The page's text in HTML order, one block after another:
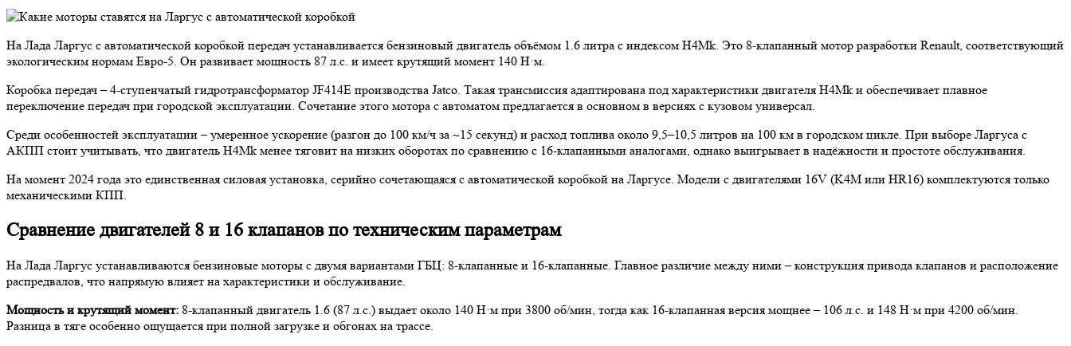
На Лада Ларгус с автоматической коробкой передач устанавливается бензиновый двигатель объёмом 1.6 литра с индексом H4Mk. Это 8-клапанный мотор разработки Renault, соответствующий
экологическим нормам Евро-5. Он развивает мощность 87 л.с. и имеет крутящий момент 140 Н·м.
Коробка передач – 4-ступенчатый гидротрансформатор JF414E производства Jatco. Такая трансмиссия адаптирована под характеристики двигателя H4Mk и обеспечивает плавное
переключение передач при городской эксплуатации. Сочетание этого мотора с автоматом предлагается в основном в версиях с кузовом универсал.
Среди особенностей эксплуатации – умеренное ускорение (разгон до 100 км/ч за ~15 секунд) и расход топлива около 9,5–10,5 литров на 100 км в городском цикле. При выборе Ларгуса с
АКПП стоит учитывать, что двигатель H4Mk менее тяговит на низких оборотах по сравнению с 16-клапанными аналогами, однако выигрывает в надёжности и простоте обслуживания.
На момент 2024 года это единственная силовая установка, серийно сочетающаяся с автоматической коробкой на Ларгусе. Модели с двигателями 16V (K4M или HR16) комплектуются только
механическими КПП.
Сравнение двигателей 8 и 16 клапанов по техническим параметрам
На Лада Ларгус устанавливаются бензиновые моторы с двумя вариантами ГБЦ: 8-клапанные и 16-клапанные. Главное различие между ними – конструкция привода клапанов и расположение
распредвалов, что напрямую влияет на характеристики и обслуживание.
Мощность и крутящий момент: 8-клапанный двигатель 1.6 (87 л.с.) выдает около 140 Н·м при 3800 об/мин, тогда как 16-клапанная версия мощнее – 106 л.с. и 148 Н·м при 4200 об/мин.
Разница в тяге особенно ощущается при полной загрузке и обгонах на трассе.